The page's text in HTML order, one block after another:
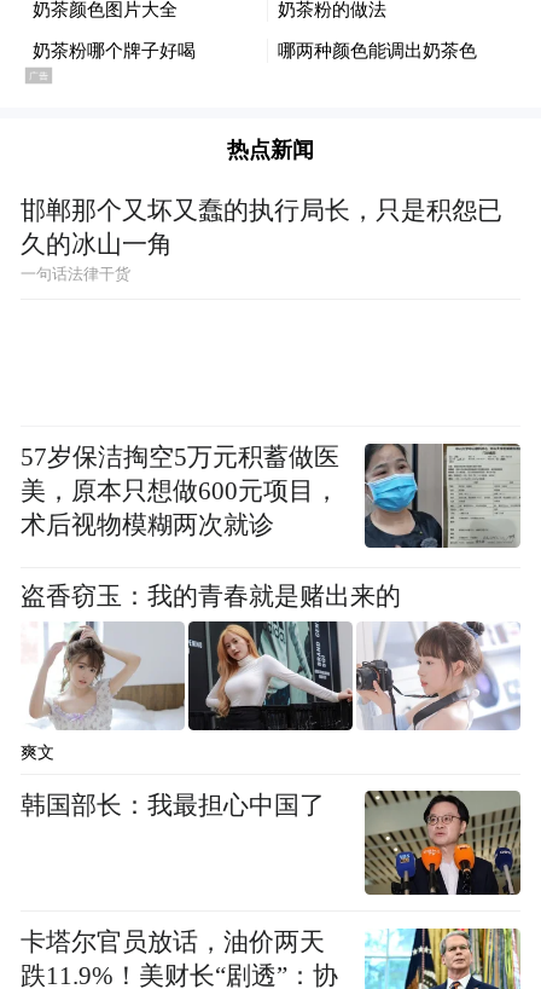
热点新闻
邯郸那个又坏又蠢的执行局长，只是积怨已
久的冰山一角
一句话法律干货
57岁保洁掏空5万元积蓄做医
美，原本只想做600元项目，
术后视物模糊两次就诊
盗香窃玉：我的青春就是赌出来的
爽文
韩国部长：我最担心中国了
卡塔尔官员放话，油价两天
跌11.9%！美财长“剧透”：协